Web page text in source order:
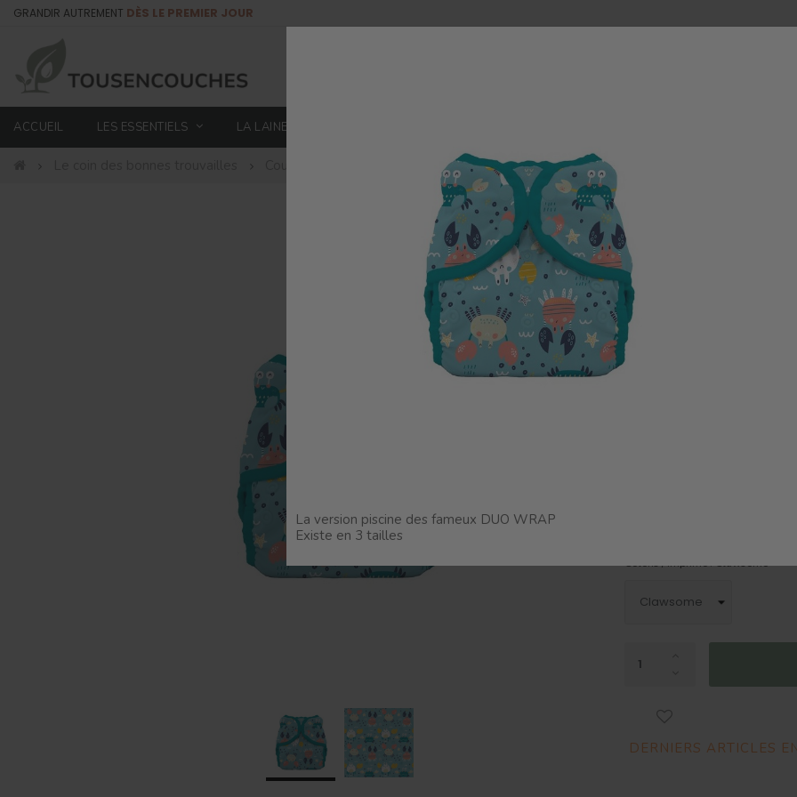
GRANDIR AUTREMENT DÈS LE PREMIER JOUR
ACCUEIL LES ESSENTIELS LA LAINE
Accessoires et autres produits Couche de bain classique
La version piscine des fameux DUO WRAP
Existe en 3 tailles
Couche De
THIRSTIES
17,50 €
Coloris / Imprimé : Clawsome
DERNIERS ARTICLES